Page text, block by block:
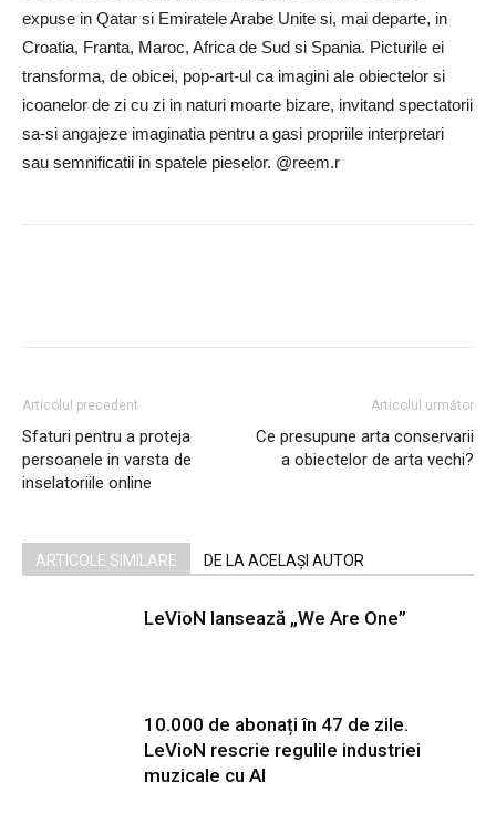
expuse in Qatar si Emiratele Arabe Unite si, mai departe, in
Croatia, Franta, Maroc, Africa de Sud si Spania. Picturile ei
transforma, de obicei, pop-art-ul ca imagini ale obiectelor si
icoanelor de zi cu zi in naturi moarte bizare, invitand spectatorii
sa-si angajeze imaginatia pentru a gasi propriile interpretari
sau semnificatii in spatele pieselor. @reem.r
Articolul precedent
Sfaturi pentru a proteja
persoanele in varsta de
inselatoriile online
Articolul următor
Ce presupune arta conservarii
a obiectelor de arta vechi?
ARTICOLE SIMILARE DE LA ACELAȘI AUTOR
LeVioN lansează „We Are One”
10.000 de abonați în 47 de zile.
LeVioN rescrie regulile industriei
muzicale cu AI